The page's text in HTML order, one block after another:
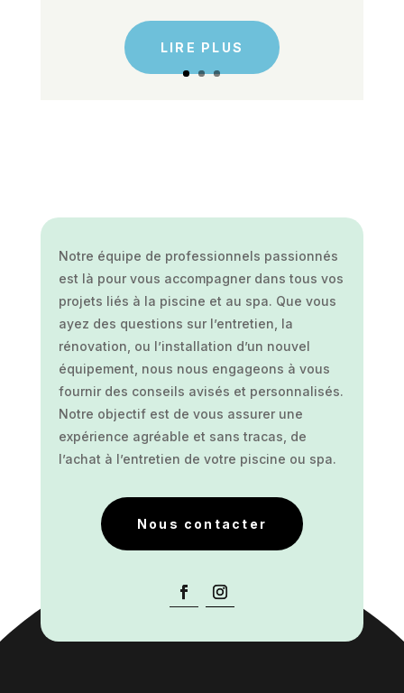
LIRE PLUS
Notre équipe de professionnels passionnés
est là pour vous accompagner dans tous vos
projets liés à la piscine et au spa. Que vous
ayez des questions sur l’entretien, la
rénovation, ou l’installation d’un nouvel
équipement, nous nous engageons à vous
fournir des conseils avisés et personnalisés.
Notre objectif est de vous assurer une
expérience agréable et sans tracas, de
l’achat à l’entretien de votre piscine ou spa.
Nous contacter